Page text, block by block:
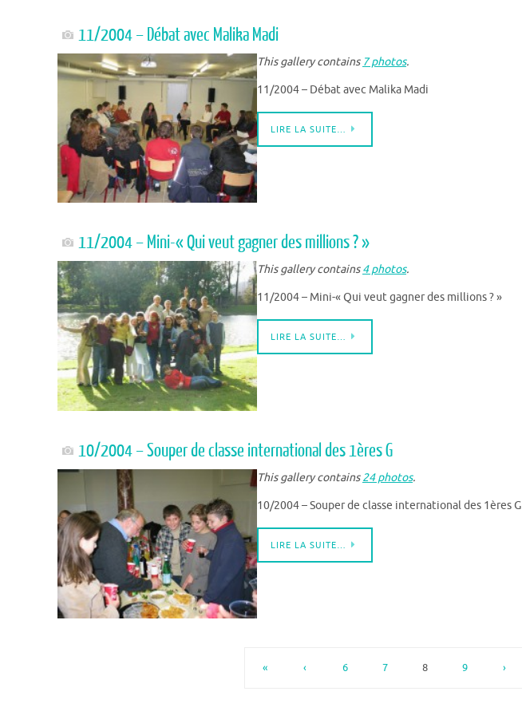
11/2004 – Débat avec Malika Madi
This gallery contains 7 photos.
11/2004 – Débat avec Malika Madi
LIRE LA SUITE…
11/2004 – Mini-« Qui veut gagner des millions ? »
This gallery contains4 photos.
11/2004 – Mini-« Qui veut gagner des millions ? »
LIRE LA SUITE…
10/2004 – Souper de classe international des 1ères G
This gallery contains24 photos.
10/2004 – Souper de classe international des 1ères G
LIRE LA SUITE…
« ‹ 6 7 8 9 ›